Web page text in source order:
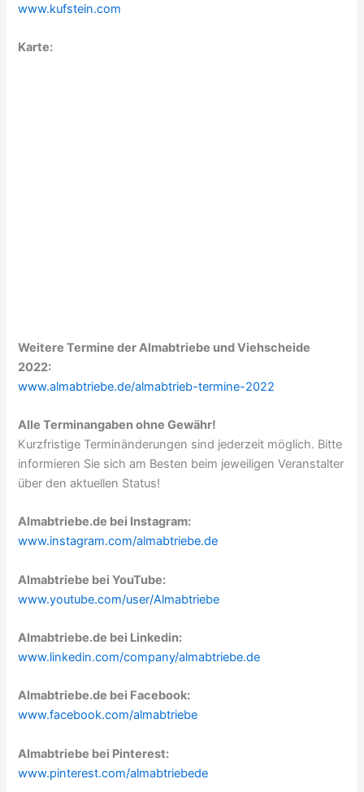
www.kufstein.com
Karte:
Weitere Termine der Almabtriebe und Viehscheide
2022:
www.almabtriebe.de/almabtrieb-termine-2022
Alle Terminangaben ohne Gewähr!
Kurzfristige Terminänderungen sind jederzeit möglich. Bitte
informieren Sie sich am Besten beim jeweiligen Veranstalter
über den aktuellen Status!
Almabtriebe.de bei Instagram:
www.instagram.com/almabtriebe.de
Almabtriebe bei YouTube:
www.youtube.com/user/Almabtriebe
Almabtriebe.de bei Linkedin:
www.linkedin.com/company/almabtriebe.de
Almabtriebe.de bei Facebook:
www.facebook.com/almabtriebe
Almabtriebe bei Pinterest:
www.pinterest.com/almabtriebede